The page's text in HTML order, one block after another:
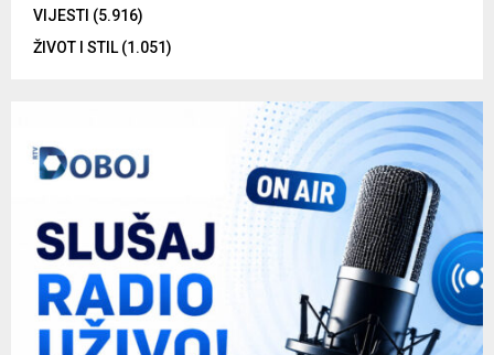
VIJESTI (5.916)
ŽIVOT I STIL (1.051)